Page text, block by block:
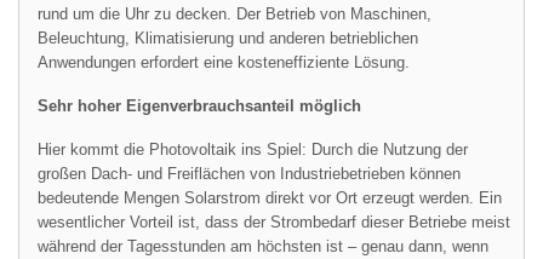
rund um die Uhr zu decken. Der Betrieb von Maschinen,
Beleuchtung, Klimatisierung und anderen betrieblichen
Anwendungen erfordert eine kosteneffiziente Lösung.
Sehr hoher Eigenverbrauchsanteil möglich
Hier kommt die Photovoltaik ins Spiel: Durch die Nutzung der
großen Dach- und Freiflächen von Industriebetrieben können
bedeutende Mengen Solarstrom direkt vor Ort erzeugt werden. Ein
wesentlicher Vorteil ist, dass der Strombedarf dieser Betriebe meist
während der Tagesstunden am höchsten ist – genau dann, wenn